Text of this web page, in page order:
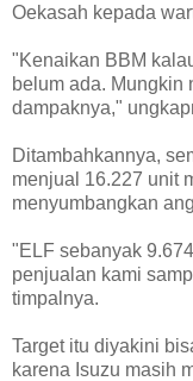
Oekasah kepada
"Kenaikan BBM
belum ada. Mungkin
dampaknya,"
Ditambahkannya,
menjual 16.227 unit
menyumbangkan
"ELF sebanyak
penjualan kami
timpalnya.
Target itu diyakini
karena Isuzu masih